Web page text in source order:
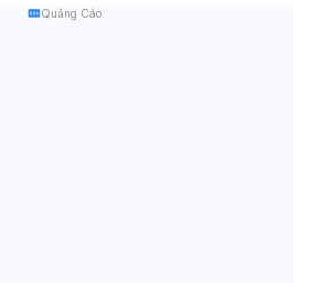
Quảng Cáo